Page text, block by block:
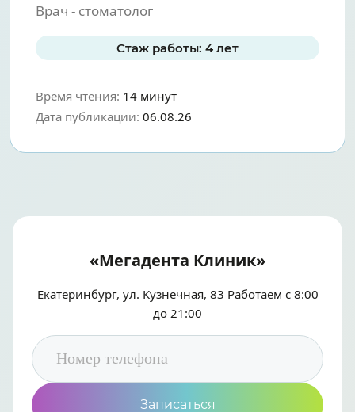
Врач - стоматолог
Стаж работы: 4 лет
Время чтения: 14 минут
Дата публикации: 06.08.26
«Мегадента Клиник»
Екатеринбург, ул. Кузнечная, 83 Работаем с 8:00
до 21:00